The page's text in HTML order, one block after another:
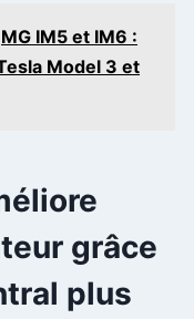
MG IM5 et IM6 :
Model 3 et
grâce
plus